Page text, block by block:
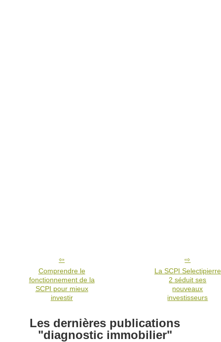
Comprendre le
fonctionnement de la
SCPI pour mieux
investir
La SCPI Selectipierre
2 séduit ses
nouveaux
investisseurs
Les dernières publications
"diagnostic immobilier"